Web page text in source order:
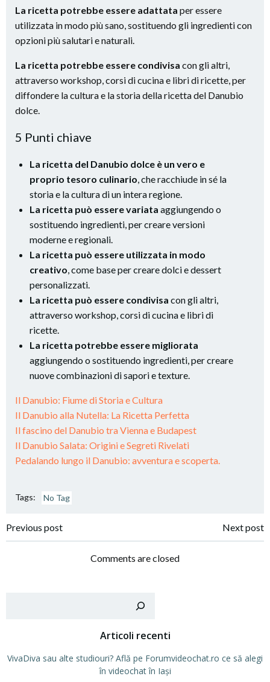
La ricetta potrebbe essere adattata per essere
utilizzata in modo più sano, sostituendo gli ingredienti con
opzioni più salutari e naturali.
La ricetta potrebbe essere condivisa con gli altri,
attraverso workshop, corsi di cucina e libri di ricette, per
diffondere la cultura e la storia della ricetta del Danubio
dolce.
5 Punti chiave
La ricetta del Danubio dolce è un vero e
proprio tesoro culinario, che racchiude in sé la
storia e la cultura di un intera regione.
La ricetta può essere variata aggiungendo o
sostituendo ingredienti, per creare versioni
moderne e regionali.
La ricetta può essere utilizzata in modo
creativo, come base per creare dolci e dessert
personalizzati.
La ricetta può essere condivisa con gli altri,
attraverso workshop, corsi di cucina e libri di
ricette.
La ricetta potrebbe essere migliorata
aggiungendo o sostituendo ingredienti, per creare
nuove combinazioni di sapori e texture.
Il Danubio: Fiume di Storia e Cultura
Il Danubio alla Nutella: La Ricetta Perfetta
Il fascino del Danubio tra Vienna e Budapest
Il Danubio Salata: Origini e Segreti Rivelati
Pedalando lungo il Danubio: avventura e scoperta.
Tags: No Tag
Post
navigation
Previous post
navigation
Next post
Comments are closed
Articoli recenti
VivaDiva sau alte studiouri? Află pe Forumvideochat.ro ce să alegi
în videochat în Iași